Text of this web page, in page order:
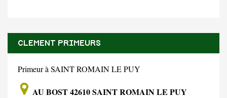
CLEMENT PRIMEURS
Primeur à SAINT ROMAIN LE PUY
AU BOST 42610 SAINT ROMAIN LE PUY